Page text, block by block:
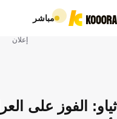
مباشر
إعلان